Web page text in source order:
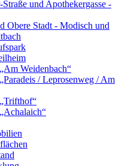
und Apothekergasse -
Obere Stadt - Modisch und
Weidenbach“
/ Leprosenweg / Am